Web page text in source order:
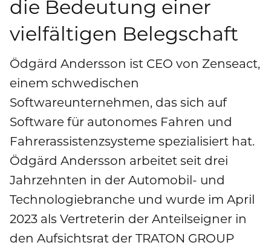
Aufsichtsrat
Marken und Services
Anfahrt
Fremdkapital & Rating
Corporate Governance
Hauptversammlung
Finanztermine & Events
Kontakt & Service
Mediathek
Kontakt
Stories
Zur Übersichtsseite: Nachhaltigkeit
Compliance & Risiko
Compliance & Integrität
Risikomanagement
Hinweisgebersystem
Karriere
Zur Übersichtsseite: Karriere
Arbeiten bei uns
Professionals
Absolventen
Studenten
Datenschutzhinweise
DE
die Bedeutung einer
vielfältigen Belegschaft
Ödgärd Andersson ist CEO von Zenseact,
einem schwedischen
Softwareunternehmen, das sich auf
Software für autonomes Fahren und
Fahrerassistenzsysteme spezialisiert hat.
Ödgärd Andersson arbeitet seit drei
Jahrzehnten in der Automobil- und
Technologiebranche und wurde im April
2023 als Vertreterin der Anteilseigner in
den Aufsichtsrat der TRATON GROUP